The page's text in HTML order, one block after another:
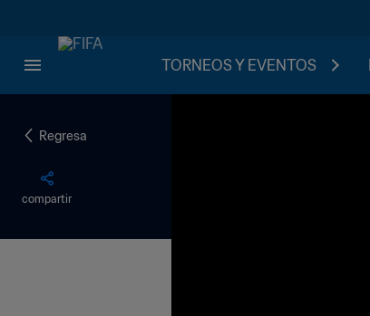
TORNEOS Y EVENTOS
Regresa
compartir